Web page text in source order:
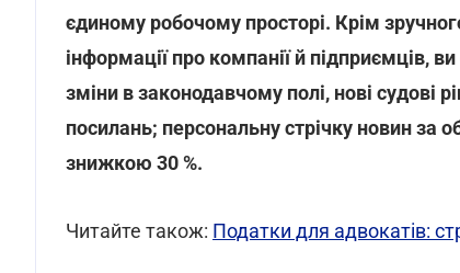
єдиному робочому просторі. Крім
інформації про компанії й підприємців,
зміни в законодавчому полі, нові судові
посилань; персональну стрічку новин
знижкою 30 %.
Читайте також: Податки для адвокатів: